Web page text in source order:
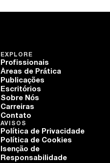
EXPLORE
Profissionais
Áreas de Prática
Publicações
Escritórios
Sobre Nós
Carreiras
Contato
AVISOS
Política de Privacidade
Política de Cookies
Isenção de
Responsabilidade